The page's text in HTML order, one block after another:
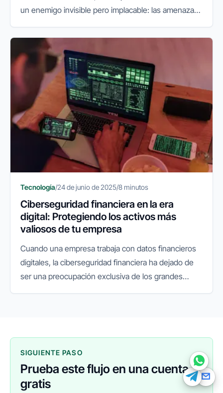
un enemigo invisible pero implacable: las amenazas
hoy se ha convertido en...
Tecnología/24 de junio de 2025/8 minutos
Ciberseguridad financiera en la era
digital: Protegiendo los activos más
valiosos de tu empresa
Cuando una empresa trabaja con datos financieros
digitales, la ciberseguridad financiera ha dejado de
ser una preocupación exclusiva de los grandes
SIGUIENTE PASO
Prueba este flujo en una cuenta
gratis
FINANEDI
Hablemos ahora
Pedir información sobre FinanEDI
Resolver una duda del ERP